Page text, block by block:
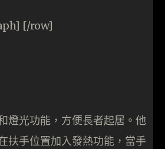
[/row]
燈光功能，方便長者起居。他
扶手位置加入發熱功能，當手